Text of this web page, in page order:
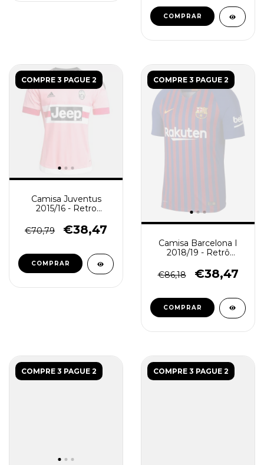
COMPRAR
COMPRE 3 PAGUE 2
Camisa Juventus
2015/16 - Retro
€70,79
€38,47
COMPRAR
COMPRE 3 PAGUE 2
Camisa Barcelona I
2018/19 - Retrô
Grená
€86,18 €38,47
COMPRAR
COMPRE 3 PAGUE 2 COMPRE 3 PAGUE 2